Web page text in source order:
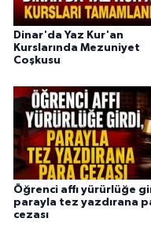
Dinar'da Yaz Kur'an
Kurslarında Mezuniyet
Coşkusu
Öğrenci affı yürürlüğe
parayla tez yazdırana
cezası